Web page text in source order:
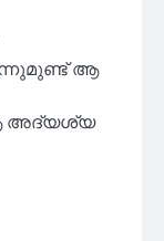
ആ
അദ്യശ്യ